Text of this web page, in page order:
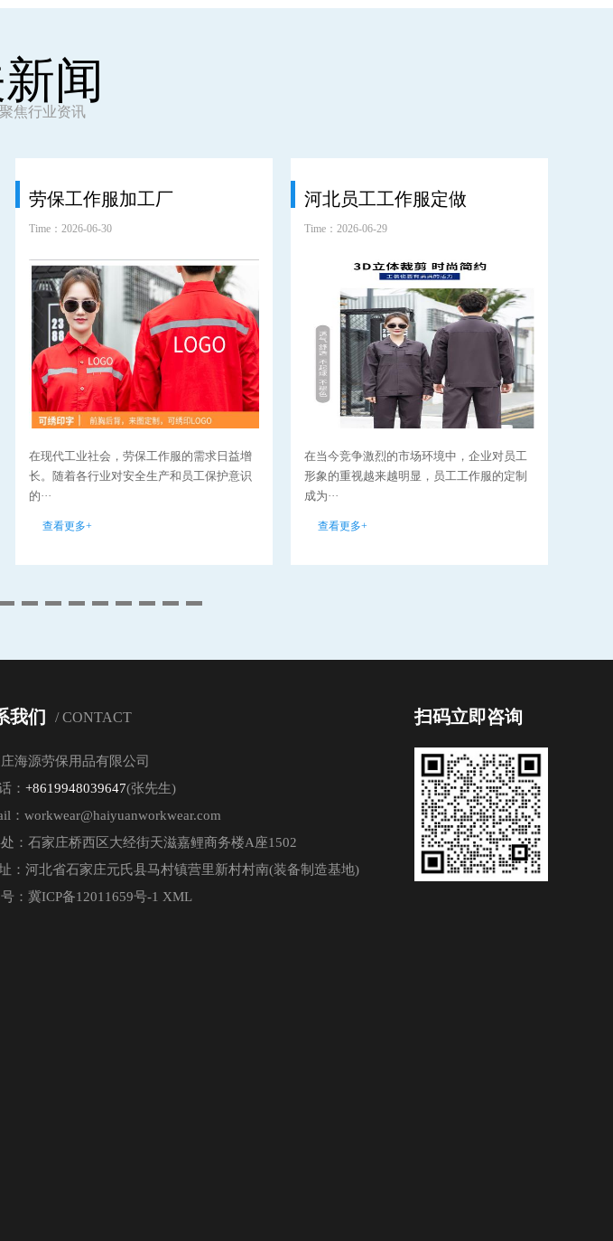
闻
焦行业资讯
劳保工作服加工厂
Time：2026-06-30
在现代工业社会，劳保工作服的需求日益增
长。随着各行业对安全生产和员工保护意识
的···
查看更多+
河北员工工作服定做
Time：2026-06-29
在当今竞争激烈的市场环境中，企业对员工
形象的重视越来越明显，员工工作服的定制
成为···
查看更多+
我们 / CONTACT
海源劳保用品有限公司
： +8619948039647(张先生)
：workwear@haiyuanworkwear.com
：石家庄桥西区大经街天滋嘉鲤商务楼A座1502
：河北省石家庄元氏县马村镇营里新村村南(装备制造基地)
： 冀ICP备12011659号-1 XML
扫码立即咨询